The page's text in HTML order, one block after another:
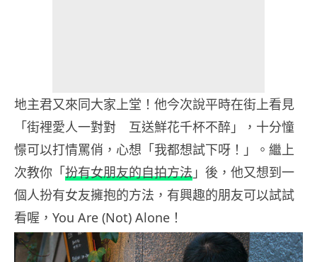
地主君又來同大家上堂！他今次說平時在街上看見
「街裡愛人一對對 互送鮮花千杯不醉」，十分憧
憬可以打情罵俏，心想「我都想試下呀！」。繼上
次教你「扮有女朋友的自拍方法 」後，他又想到一
個人扮有女友擁抱的方法，有興趣的朋友可以試試
看喔，You Are (Not) Alone！